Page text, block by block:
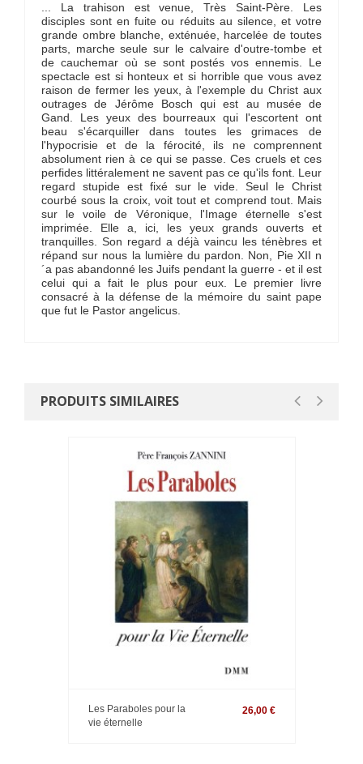
... La trahison est venue, Très Saint-Père. Les
disciples sont en fuite ou réduits au silence, et votre
grande ombre blanche, exténuée, harcelée de toutes
parts, marche seule sur le calvaire d'outre-tombe et
de cauchemar où se sont postés vos ennemis. Le
spectacle est si honteux et si horrible que vous avez
raison de fermer les yeux, à l'exemple du Christ aux
outrages de Jérôme Bosch qui est au musée de
Gand. Les yeux des bourreaux qui l'escortent ont
beau s'écarquiller dans toutes les grimaces de
l'hypocrisie et de la férocité, ils ne comprennent
absolument rien à ce qui se passe. Ces cruels et ces
perfides littéralement ne savent pas ce qu'ils font. Leur
regard stupide est fixé sur le vide. Seul le Christ
courbé sous la croix, voit tout et comprend tout. Mais
sur le voile de Véronique, l'Image éternelle s'est
imprimée. Elle a, ici, les yeux grands ouverts et
tranquilles. Son regard a déjà vaincu les ténèbres et
répand sur nous la lumière du pardon. Non, Pie XII n
´a pas abandonné les Juifs pendant la guerre - et il est
celui qui a fait le plus pour eux. Le premier livre
consacré à la défense de la mémoire du saint pape
que fut le Pastor angelicus.
PRODUITS SIMILAIRES
Les Paraboles pour la
vie éternelle
26,00 €